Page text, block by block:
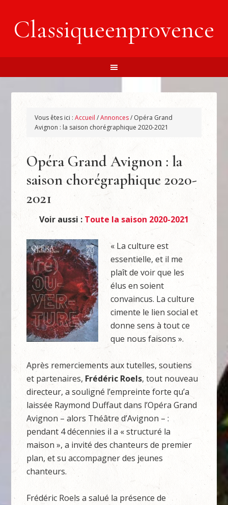
Classiqueenprovence
Vous êtes ici :Accueil /Annonces/ Opéra Grand
Avignon : la saison chorégraphique 2020-2021
Opéra Grand Avignon : la
saison chorégraphique 2020-
2021
Voir aussi : Toute la saison 2020-2021
« La culture est
essentielle, et il me
plaît de voir que les
élus en soient
convaincus. La culture
cimente le lien social et
donne sens à tout ce
que nous faisons ».
Après remerciements aux tutelles, soutiens
et partenaires, Frédéric Roels, tout nouveau
directeur, a souligné l’empreinte forte qu’a
laissée Raymond Duffaut dans l’Opéra Grand
Avignon – alors Théâtre d’Avignon – :
pendant 4 décennies il a « structuré la
maison », a invité des chanteurs de premier
plan, et su accompagner des jeunes
chanteurs.
Frédéric Roels a salué la présence de